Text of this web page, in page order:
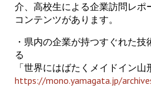
介、高校生による企業訪問レポ
コンテンツがあります。
・県内の企業が持つすぐれた
る
「世界にはばたくメイドイン山
https://mono.yamagata.jp/